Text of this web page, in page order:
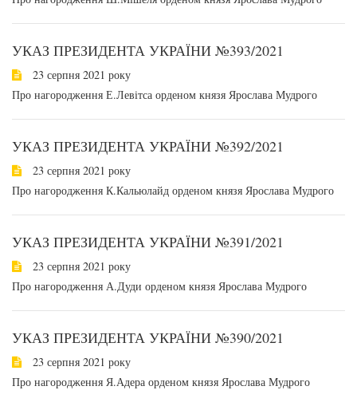
УКАЗ ПРЕЗИДЕНТА УКРАЇНИ №393/2021
23 серпня 2021 року
Про нагородження Е.Левітса орденом князя Ярослава Мудрого
УКАЗ ПРЕЗИДЕНТА УКРАЇНИ №392/2021
23 серпня 2021 року
Про нагородження К.Кальюлайд орденом князя Ярослава Мудрого
УКАЗ ПРЕЗИДЕНТА УКРАЇНИ №391/2021
23 серпня 2021 року
Про нагородження А.Дуди орденом князя Ярослава Мудрого
УКАЗ ПРЕЗИДЕНТА УКРАЇНИ №390/2021
23 серпня 2021 року
Про нагородження Я.Адера орденом князя Ярослава Мудрого